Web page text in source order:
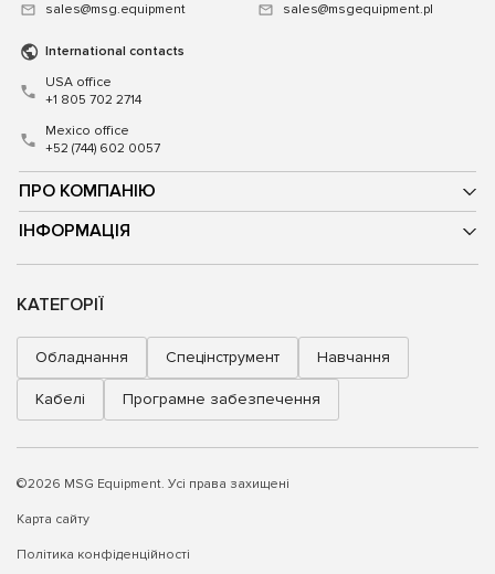
ПРО КОМПАНІЮ
ІНФОРМАЦІЯ
sales@msg.equipment
sales@msgequipment.pl
International contacts
USA office
+1 805 702 2714
Mexico office
+52 (744) 602 0057
КАТЕГОРІЇ
Обладнання Спецінструмент Навчання
Кабелі Програмне забезпечення
©2026 MSG Equipment. Усі права захищені
Карта сайту
Політика конфіденційності